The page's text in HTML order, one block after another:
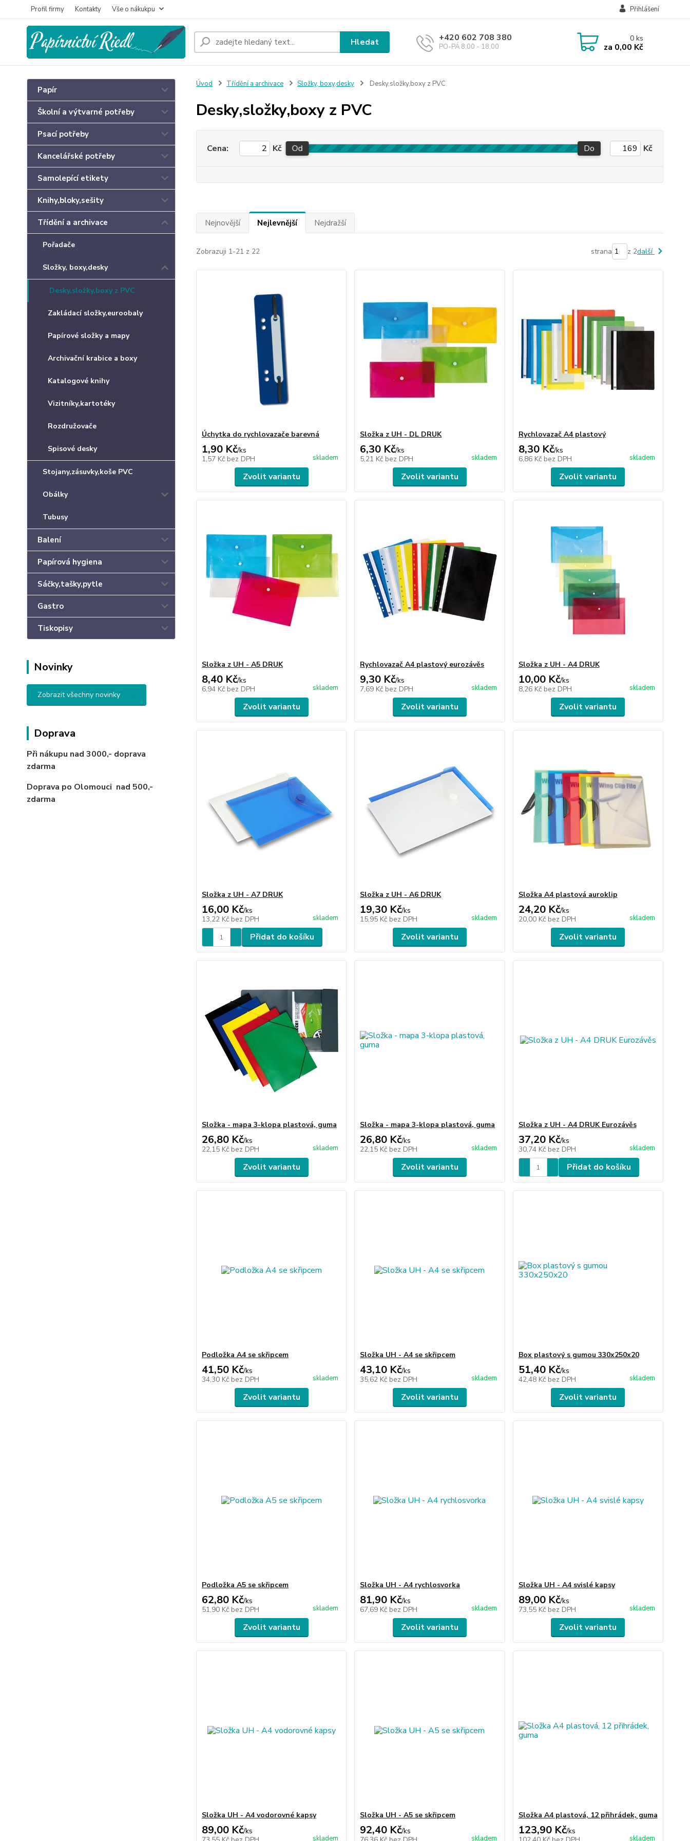
Profil firmy Kontakty Vše o nákukpu Přihlášení
Hledat +420 602 708 380
PO-PÁ 8,00 - 18,00
0ks
za 0,00 Kč
Papír
Školní a výtvarné potřeby
Psací potřeby
Kancelářské potřeby
Samolepící etikety
Knihy,bloky,sešity
Třídění a archivace
Pořadače
Složky, boxy,desky
Desky,složky,boxy z PVC
Zakládací složky,euroobaly
Papírové složky a mapy
Archivační krabice a boxy
Katalogové knihy
Vizitníky,kartotéky
Rozdružovače
Spisové desky
Stojany,zásuvky,koše PVC
Obálky
Tubusy
Balení
Papírová hygiena
Sáčky,tašky,pytle
Gastro
Tiskopisy
Novinky
Zobrazit všechny novinky
Doprava
Při nákupu nad 3000,- doprava
zdarma
Doprava po Olomouci nad 500,-
zdarma
Úvod Třídění a archivace Složky, boxy,desky Desky,složky,boxy z PVC
Desky,složky,boxy z PVC
Cena: Kč Od Do Kč
Nejnovější Nejlevnější Nejdražší
Zobrazuji 1-21 z 22 strana z 2další
Úchytka do rychlovazače barevná
1,90 Kč/ks
1,57 Kč bez DPH skladem
Zvolit variantu
Složka z UH - DL DRUK
6,30 Kč/ks
5,21 Kč bez DPH skladem
Zvolit variantu
Rychlovazač A4 plastový
8,30 Kč/ks
6,86 Kč bez DPH skladem
Zvolit variantu
Složka z UH - A5 DRUK
8,40 Kč/ks
6,94 Kč bez DPH skladem
Zvolit variantu
Rychlovazač A4 plastový eurozávěs
9,30 Kč/ks
7,69 Kč bez DPH skladem
Zvolit variantu
Složka z UH - A4 DRUK
10,00 Kč/ks
8,26 Kč bez DPH skladem
Zvolit variantu
Složka z UH - A7 DRUK
16,00 Kč/ks
13,22 Kč bez DPH skladem
Přidat do košíku
Složka z UH - A6 DRUK
19,30 Kč/ks
15,95 Kč bez DPH skladem
Zvolit variantu
Složka A4 plastová auroklip
24,20 Kč/ks
20,00 Kč bez DPH skladem
Zvolit variantu
Složka - mapa 3-klopa plastová, guma
26,80 Kč/ks
22,15 Kč bez DPH skladem
Zvolit variantu
Složka - mapa 3-klopa plastová, guma
26,80 Kč/ks
22,15 Kč bez DPH skladem
Zvolit variantu
Složka z UH - A4 DRUK Eurozávěs
37,20 Kč/ks
30,74 Kč bez DPH skladem
Přidat do košíku
Podložka A4 se skřipcem
41,50 Kč/ks
34,30 Kč bez DPH skladem
Zvolit variantu
Složka UH - A4 se skřipcem
43,10 Kč/ks
35,62 Kč bez DPH skladem
Zvolit variantu
Box plastový s gumou 330x250x20
51,40 Kč/ks
42,48 Kč bez DPH skladem
Zvolit variantu
Podložka A5 se skřipcem
62,80 Kč/ks
51,90 Kč bez DPH skladem
Zvolit variantu
Složka UH - A4 rychlosvorka
81,90 Kč/ks
67,69 Kč bez DPH skladem
Zvolit variantu
Složka UH - A4 svislé kapsy
89,00 Kč/ks
73,55 Kč bez DPH skladem
Zvolit variantu
Složka UH - A4 vodorovné kapsy
89,00 Kč/ks
skladem
Složka UH - A5 se skřipcem
92,40 Kč/ks
skladem
Složka A4 plastová, 12 přihrádek, guma
123,90 Kč/ks
skladem